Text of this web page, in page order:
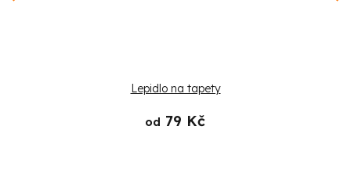
Lepidlo na tapety
od 79 Kč